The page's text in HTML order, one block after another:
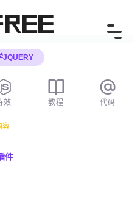
JQUERY
效 教程 代码
容
件